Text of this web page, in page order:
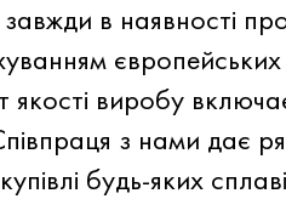
в наявності
виробу
з нами дає
будь-яких